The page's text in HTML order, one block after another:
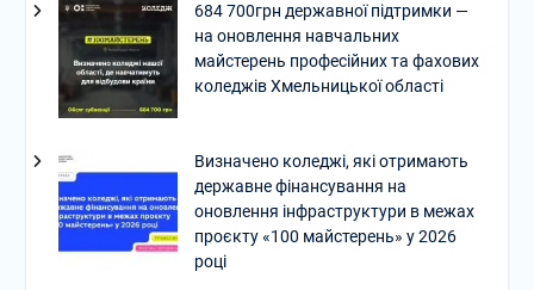
684 700грн державної підтримки —
на оновлення навчальних
майстерень професійних та фахових
коледжів Хмельницької області
Визначено коледжі, які отримають
державне фінансування на
оновлення інфраструктури в межах
проєкту «100 майстерень» у 2026
році